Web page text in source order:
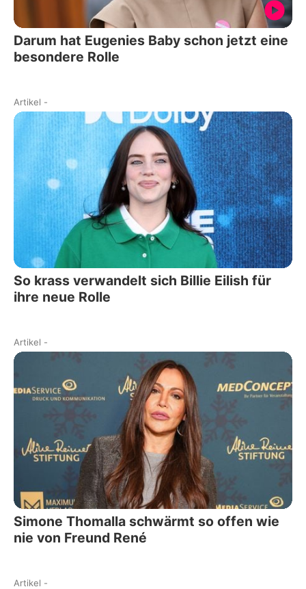
Darum hat Eugenies Baby schon jetzt eine
besondere Rolle
Artikel -
So krass verwandelt sich Billie Eilish für
ihre neue Rolle
Artikel -
Simone Thomalla schwärmt so offen wie
nie von Freund René
Artikel -